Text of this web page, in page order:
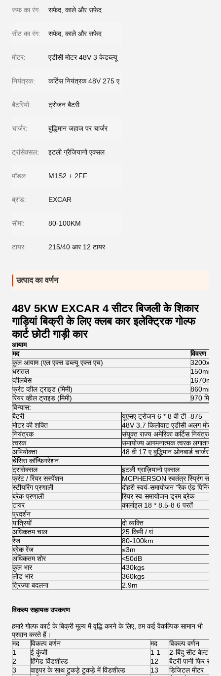
रूफ का रंग: सफेद, काले और सफेद
सीट का रंग: सफेद, काले और सफेद
मोटर: एडीसी मोटर 48V 3 केडब्ल्यू
नियंत्रक: कर्टिस नियंत्रक 48V 275 ए
बैटरियों: ट्रोजन बैटरी
चार्जर: बुद्धिमान जहाज पर चार्जर
ट्रांसेक्सल: इटली ग्रैजियानो एक्सल
मॉडल: M1S2 + 2FF
ब्रांड: EXCAR
सीमा: 80-100KM
टायर: 215/40 आर 12 टायर
उत्पाद का वर्णन
48V 5KW EXCAR 4 सीटर बिजली के शिकार
गाड़ियां बिक्री के लिए क्लब कार इलेक्ट्रिक गोल्फ
कार्ट छोटी गाड़ी कार
आयाम
मद
विवरण
कुल आयाम (एल एक्स डब्ल्यू एक्स एच)
धरातल
150mm
व्हीलबेस
1670mm
फ्रंट व्हील ट्राइड (मिमी)
860mm
रियर व्हील ट्राइड (मिमी)
970 मिमी
विन्यास:
बैटरी
यूएसए ट्रोजन 6 * 8 वी टी -875
मोटर की शक्ति
48V 3.7 किलोवाट एडीसी अलग मोटर
नियंत्रक
संयुक्त राज्य अमेरिका कर्टिस नियंत्रक
त्वरक
समायोज्य आगमनात्मक त्वरक लगातार चर
अभियोक्ता
48 वी 17 ए बुद्धिमान ओनबार्ड चार्जर
चेसिस कॉन्फ़िगरेशन:
ट्रांसेक्सल
इटली ग्राज़ियानो एक्सल
फ्रंट / रियर सस्पेंशन
MCPHERSON स्वतंत्र स्प्रिंग
स्टीयरिंग प्रणाली
दोहरी स्वयं-समायोजन "रैक एंड पिनियन"
ब्रेक प्रणाली
रियर स्व-समायोजन ड्रम ब्रेक
टायर
कार्लाइल 18 * 8.5-8 6 परतें
प्रदर्शन
यात्रियों
दो व्यक्ति
अधिकतम चाल
25 किमी / घं
रेंज
80-100km
ब्रेक रेंज
≤3m
अधिकतम शोर
<50dB
कुल भार
430kgs
लोड भार
360kgs
त्रिज्या बदलना
2.9m
विकल्प सहायक उपकरण
हमारे गोल्फ कार्ट के बिक्री मूल्य में वृद्धि करने के लिए, हम कई वैकल्पिक सामान भी
प्रदान करते हैं।
मद
विकल्प वर्णन मद
विकल्प वर्णन
1
ई कुंजी 1 1
2-बिंदु सीट बेल्ट
2
हिंगेड विंडशील्ड 12
बैटरी पानी फिर से
3
वाइपर के साथ टुकड़े टुकड़े में विंडशील्ड 13
डिजिटल मीटर